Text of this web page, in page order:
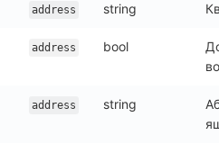
address string
address bool
address string